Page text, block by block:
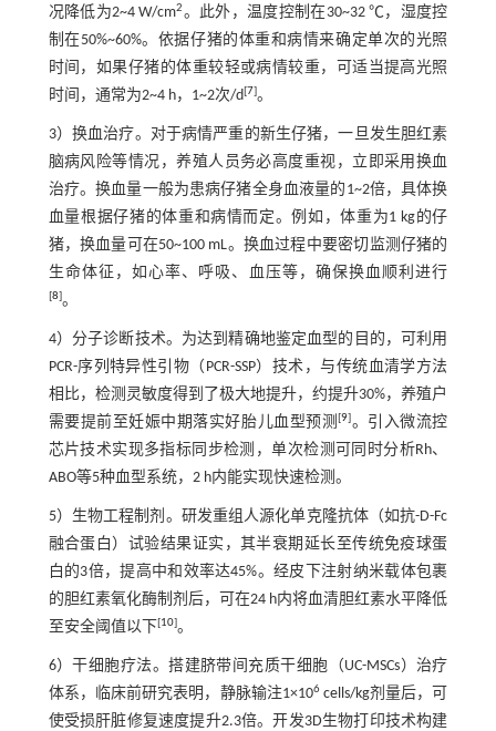
况降低为2~4 W/cm2。此外，温度控制在30~32 ℃，湿度控
制在50%~60%。依据仔猪的体重和病情来确定单次的光照
时间，如果仔猪的体重较轻或病情较重，可适当提高光照
时间，通常为2~4 h，1~2次/d[7]。
3）换血治疗。对于病情严重的新生仔猪，一旦发生胆红素
脑病风险等情况，养殖人员务必高度重视，立即采用换血
治疗。换血量一般为患病仔猪全身血液量的1~2倍，具体换
血量根据仔猪的体重和病情而定。例如，体重为1 kg的仔
猪，换血量可在50~100 mL。换血过程中要密切监测仔猪的
生命体征，如心率、呼吸、血压等，确保换血顺利进行
[8]。
4）分子诊断技术。为达到精确地鉴定血型的目的，可利用
PCR-序列特异性引物（PCR-SSP）技术，与传统血清学方法
相比，检测灵敏度得到了极大地提升，约提升30%，养殖户
需要提前至妊娠中期落实好胎儿血型预测[9]。引入微流控
芯片技术实现多指标同步检测，单次检测可同时分析Rh、
ABO等5种血型系统，2 h内能实现快速检测。
5）生物工程制剂。研发重组人源化单克隆抗体（如抗-D-Fc
融合蛋白）试验结果证实，其半衰期延长至传统免疫球蛋
白的3倍，提高中和效率达45%。经皮下注射纳米载体包裹
的胆红素氧化酶制剂后，可在24 h内将血清胆红素水平降低
至安全阈值以下[10]。
6）干细胞疗法。搭建脐带间充质干细胞（UC-MSCs）治疗
体系，临床前研究表明，静脉输注1×106cells/kg剂量后，可
使受损肝脏修复速度提升2.3倍。开发3D生物打印技术构建